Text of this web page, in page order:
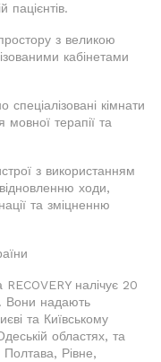
пацієнтів.
з великою
кабінетами
кімнати
мовної терапії та
з використанням
ходи,
та зміцненню
налічує 20
Вони надають
та Київському
областях, та
Полтава, Рівне,